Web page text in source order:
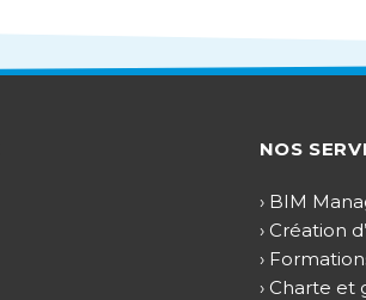
NOS
› BIM
› Création
›
› Charte et